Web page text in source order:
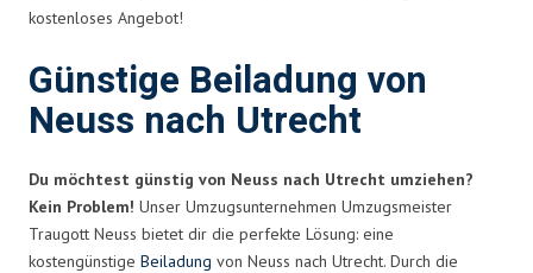
kostenloses Angebot!
Günstige Beiladung von
Neuss nach Utrecht
Du möchtest günstig von Neuss nach Utrecht umziehen?
Kein Problem! Unser Umzugsunternehmen Umzugsmeister
Traugott Neuss bietet dir die perfekte Lösung: eine
kostengünstige Beiladung von Neuss nach Utrecht. Durch die